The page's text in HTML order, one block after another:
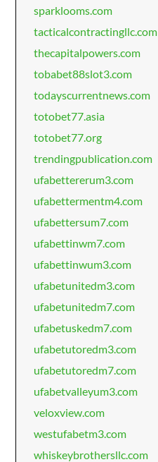
sparklooms.com
tacticalcontractingllc.com
thecapitalpowers.com
tobabet88slot3.com
todayscurrentnews.com
totobet77.asia
totobet77.org
trendingpublication.com
ufabettererum3.com
ufabettermentm4.com
ufabettersum7.com
ufabettinwm7.com
ufabettinwum3.com
ufabetunitedm3.com
ufabetunitedm7.com
ufabetuskedm7.com
ufabetutoredm3.com
ufabetutoredm7.com
ufabetvalleyum3.com
veloxview.com
westufabetm3.com
whiskeybrothersllc.com